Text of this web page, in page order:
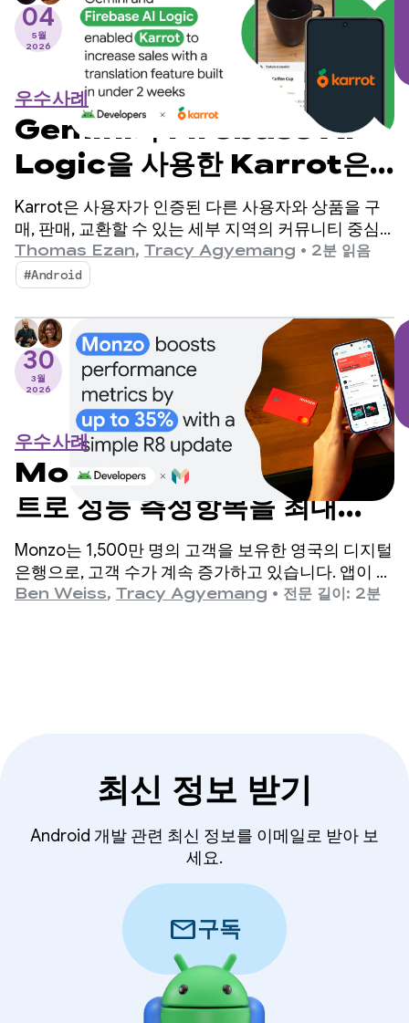
04
5월
2026
우수사례
Gemini와 Firebase AI
Logic을 사용한 Karrot은
2주 이내에 구축된 번역 기능을
통해 매출을 늘릴 수 있었습니
다.
Karrot은 사용자가 인증된 다른 사용자와 상품을 구
매, 판매, 교환할 수 있는 세부 지역의 커뮤니티 중심
P2P 마켓 앱입니다. 2015년 대한민국에서 출시된 이
후 이 플랫폼은 전 세계 시장으로 확장되어 4,300만
명이 넘는 등록 사용자를 확보했습니다.
Thomas Ezan, Tracy Agyemang • 2분 읽음
#Android
30
3월
2026
우수사례
Monzo는 간단한 R8 업데이
트로 성능 측정항목을 최대
35% 까지 향상합니다.
Monzo는 1,500만 명의 고객을 보유한 영국의 디지털
은행으로, 고객 수가 계속 증가하고 있습니다. 앱이 확
장되면서 엔지니어링팀은 앱 시작 시간이 개선이 필
Ben Weiss, Tracy Agyemang • 전문 길이: 2분
최신 정보 받기
Android 개발 관련 최신 정보를 이메일로 받아 보
세요.
mail구독